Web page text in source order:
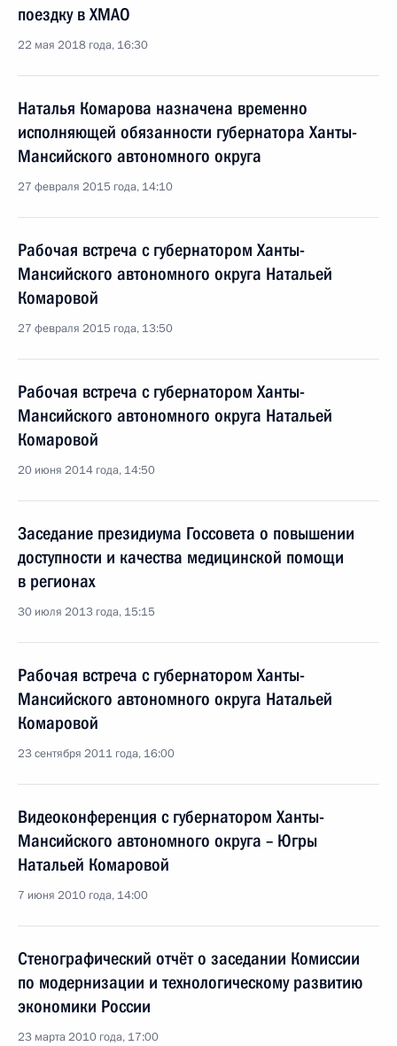
поездку в ХМАО
22 мая 2018 года, 16:30
Наталья Комарова назначена временно
исполняющей обязанности губернатора Ханты-
Мансийского автономного округа
27 февраля 2015 года, 14:10
Рабочая встреча с губернатором Ханты-
Мансийского автономного округа Натальей
Комаровой
27 февраля 2015 года, 13:50
Рабочая встреча с губернатором Ханты-
Мансийского автономного округа Натальей
Комаровой
20 июня 2014 года, 14:50
Заседание президиума Госсовета о повышении
доступности и качества медицинской помощи
в регионах
30 июля 2013 года, 15:15
Рабочая встреча с губернатором Ханты-
Мансийского автономного округа Натальей
Комаровой
23 сентября 2011 года, 16:00
Видеоконференция с губернатором Ханты-
Мансийского автономного округа – Югры
Натальей Комаровой
7 июня 2010 года, 14:00
Стенографический отчёт о заседании Комиссии
по модернизации и технологическому развитию
экономики России
23 марта 2010 года, 17:00